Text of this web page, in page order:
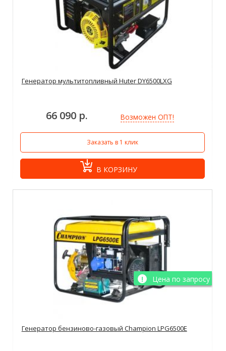
Генератор мультитопливный Huter DY6500LXG
66 090 р. Возможен ОПТ!
Заказать в 1 клик
В КОРЗИНУ
Цена по запросу
Генератор бензиново-газовый Champion LPG6500E